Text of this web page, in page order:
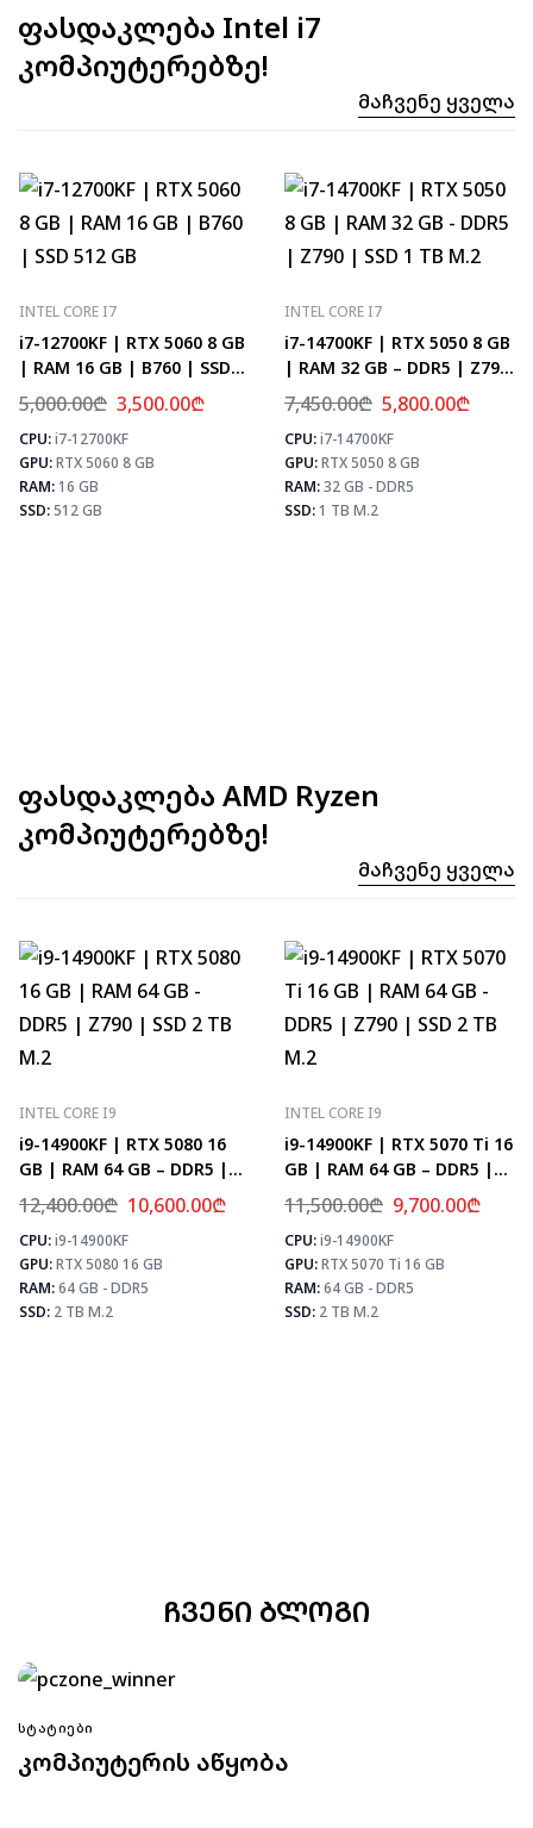
ფასდაკლება Intel i7
კომპიუტერებზე!
Მაჩვენე Ყველა
INTEL CORE I7
i7-12700KF | RTX 5060 8 GB
| RAM 16 GB | B760 | SSD
512 GB
5,000.00₾ 3,500.00₾
CPU:i7-12700KF
GPU:RTX 5060 8 GB
RAM:16 GB
SSD:512 GB
⚡ MAX FPS
CS2
331
PUBG
193
Fortnite
228
INTEL CORE I7
i7-14700KF | RTX 5050 8 GB
| RAM 32 GB – DDR5 | Z790
| SSD 1 TB M.2
7,450.00₾ 5,800.00₾
CPU:i7-14700KF
GPU:RTX 5050 8 GB
RAM:32 GB - DDR5
SSD:1 TB M.2
ფასდაკლება AMD Ryzen
კომპიუტერებზე!
Მაჩვენე Ყველა
INTEL CORE I9
i9-14900KF | RTX 5080 16
GB | RAM 64 GB – DDR5 |
Z790 | SSD 2 TB M.2
12,400.00₾ 10,600.00₾
CPU:i9-14900KF
GPU:RTX 5080 16 GB
RAM:64 GB - DDR5
SSD: 2 TB M.2
⚡ MAX FPS
CS2
504
PUBG
307
Fortnite
361
INTEL CORE I9
i9-14900KF | RTX 5070 Ti 16
GB | RAM 64 GB – DDR5 |
Z790 | SSD 2 TB M.2
11,500.00₾ 9,700.00₾
CPU:i9-14900KF
GPU:RTX 5070 Ti 16 GB
RAM:64 GB - DDR5
SSD: 2 TB M.2
ᲩᲕᲔᲜᲘ ᲑᲚᲝᲒᲘ
ᲡᲢᲐᲢᲘᲔᲑᲘ
კომპიუტერის აწყობა